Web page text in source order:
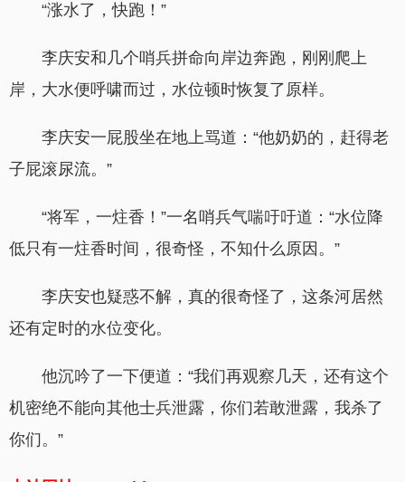
“涨水了，快跑！”
李庆安和几个哨兵拼命向岸边奔跑，刚刚爬上
岸，大水便呼啸而过，水位顿时恢复了原样。
李庆安一屁股坐在地上骂道：“他奶奶的，赶得老
子屁滚尿流。”
“将军，一炷香！”一名哨兵气喘吁吁道：“水位降
低只有一炷香时间，很奇怪，不知什么原因。”
李庆安也疑惑不解，真的很奇怪了，这条河居然
还有定时的水位变化。
他沉吟了一下便道：“我们再观察几天，还有这个
机密绝不能向其他士兵泄露，你们若敢泄露，我杀了
你们。”